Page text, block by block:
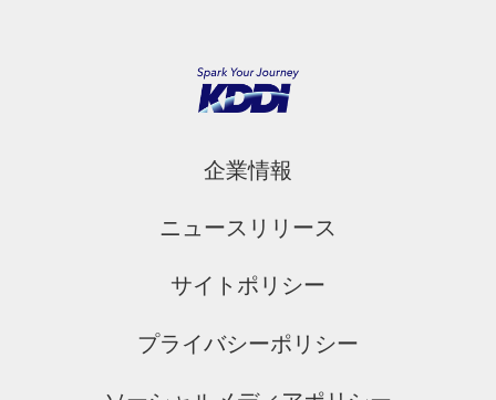
企業情報
ニュースリリース
サイトポリシー
プライバシーポリシー